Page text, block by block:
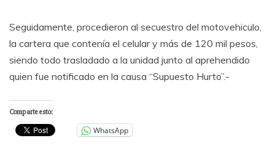
Seguidamente, procedieron al secuestro del motovehiculo,
la cartera que contenía el celular y más de 120 mil pesos,
siendo todo trasladado a la unidad junto al aprehendido
quien fue notificado en la causa “Supuesto Hurto”.-
Comparte esto:
WhatsApp